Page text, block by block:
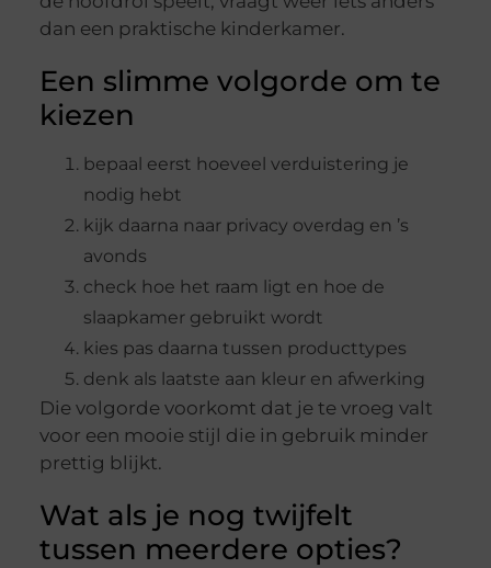
dan een praktische kinderkamer.
Een slimme volgorde om te
kiezen
bepaal eerst hoeveel verduistering je
nodig hebt
kijk daarna naar privacy overdag en ’s
avonds
check hoe het raam ligt en hoe de
slaapkamer gebruikt wordt
kies pas daarna tussen producttypes
denk als laatste aan kleur en afwerking
Die volgorde voorkomt dat je te vroeg valt
voor een mooie stijl die in gebruik minder
prettig blijkt.
Wat als je nog twijfelt
tussen meerdere opties?